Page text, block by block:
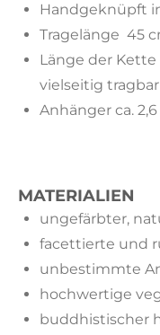
Handgeknüpft
Tragelänge 45
Länge der
vielseitig tragbar
Anhänger ca. 2,6
MATERIALIEN
ungefärbter,
facettierte und
unbestimmte
hochwertige
buddhistischer